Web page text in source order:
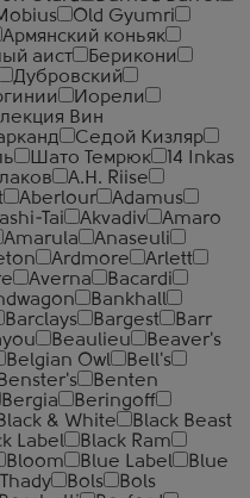
Old Gyumri
Армянский коньяк
аист
Берикони
Дубровский
Иорели
Вин
Седой Кизляр
Шато Темрюк
14 Inkas
A.H. Riise
Aberlour
Adamus
Tai Akvadiv
Amaro
Amarula
Anaseuli
Ardmore
Arlett
Averna
Bacardi
Bankhall
Barclays Bargest
Barr
Beaulieu
Beaver's
Belgian Owl
Bell's
Benster's
Benten
Bergia
Beringoff
Black & White
Black Beast
Label
Black Ram
Bloom Blue Label
Blue
Bols
Bols